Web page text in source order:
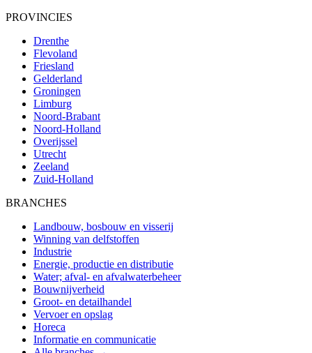
PROVINCIES
Drenthe
Flevoland
Friesland
Gelderland
Groningen
Limburg
Noord-Brabant
Noord-Holland
Overijssel
Utrecht
Zeeland
Zuid-Holland
BRANCHES
Landbouw, bosbouw en visserij
Winning van delfstoffen
Industrie
Energie, productie en distributie
Water; afval- en afvalwaterbeheer
Bouwnijverheid
Groot- en detailhandel
Vervoer en opslag
Horeca
Informatie en communicatie